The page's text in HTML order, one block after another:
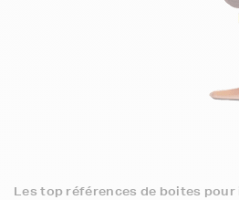
Les top références de boites